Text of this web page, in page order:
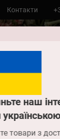
наш
товари з
Контакти